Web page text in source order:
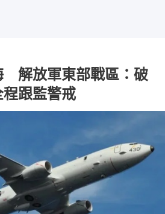
解放軍東部戰區：破
跟監警戒